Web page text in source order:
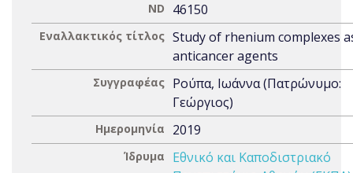
ND 46150
Εναλλακτικός τίτλος Study of rhenium complexes
anticancer agents
Συγγραφέας Ρούπα, Ιωάννα (Πατρώνυμο:
Γεώργιος)
Ημερομηνία 2019
Ίδρυμα
Εθνικό και Καποδιστριακό